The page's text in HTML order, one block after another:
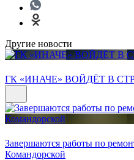
Другие новости
ГК «ИНАЧЕ» ВОЙДЁТ В
Завершаются работы по
Командорской